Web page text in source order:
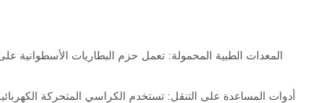
المعدات الطبية المحمولة: تعمل حزم البطاريات
أدوات المساعدة على التنقل: تستخدم الكراسي المتحركة